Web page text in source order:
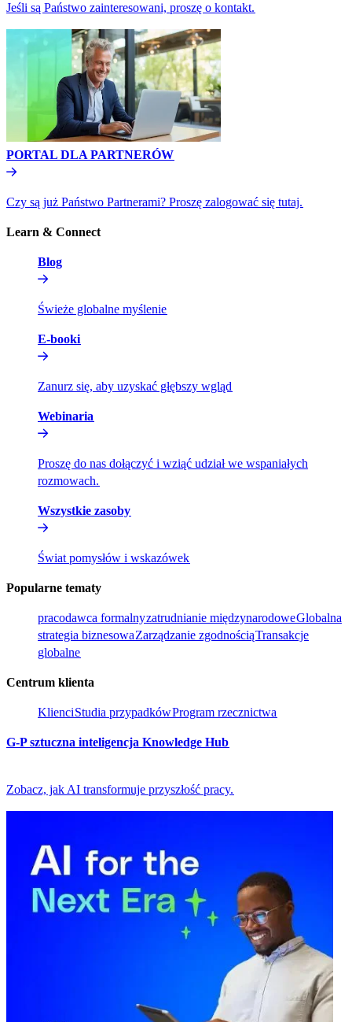
Jeśli są Państwo zainteresowani, proszę o kontakt.​​
PORTAL DLA PARTNERÓW​​
Czy są już Państwo Partnerami? Proszę zalogować się tutaj.​​
Learn & Connect​​
Blog​​
Świeże globalne myślenie​​
E-booki​​
Zanurz się, aby uzyskać głębszy wgląd​​
Webinaria​​
Proszę do nas dołączyć i wziąć udział we wspaniałych
rozmowach.​​
Wszystkie zasoby​​
Świat pomysłów i wskazówek​​
Popularne tematy​​
pracodawca formalny​​zatrudnianie międzynarodowe​​Globalna
strategia biznesowa​​Zarządzanie zgodnością​​Transakcje
globalne​​
Centrum klienta​​
Klienci​​Studia przypadków​​Program rzecznictwa​​
G-P sztuczna inteligencja Knowledge Hub​​
Zobacz, jak AI transformuje przyszłość pracy.​​